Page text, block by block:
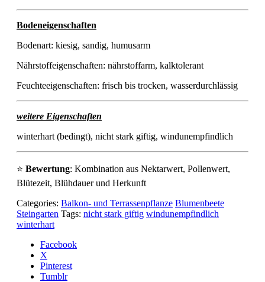
Bodeneigenschaften
Bodenart: kiesig, sandig, humusarm
Nährstoffeigenschaften: nährstoffarm, kalktolerant
Feuchteeigenschaften: frisch bis trocken, wasserdurchlässig
weitere Eigenschaften
winterhart (bedingt), nicht stark giftig, windunempfindlich
⭐ Bewertung: Kombination aus Nektarwert, Pollenwert,
Blütezeit, Blühdauer und Herkunft
Categories: Balkon- und Terrassenpflanze Blumenbeete
Steingarten Tags: nicht stark giftig windunempfindlich
winterhart
Facebook
X
Pinterest
Tumblr